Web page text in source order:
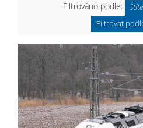
Filtrováno podle:
Filtrovat